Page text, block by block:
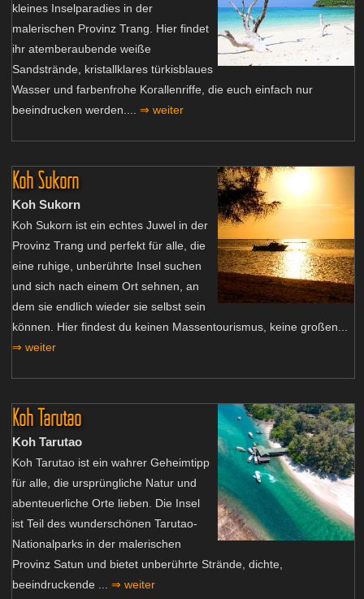
kleines Inselparadies in der
malerischen Provinz Trang. Hier findet
ihr atemberaubende weiße
Sandstrände, kristallklares türkisblaues
Wasser und farbenfrohe Korallenriffe, die euch einfach nur
beeindrucken werden.... ⇒ weiter
Koh Sukorn
Koh Sukorn
Koh Sukorn ist ein echtes Juwel in der
Provinz Trang und perfekt für alle, die
eine ruhige, unberührte Insel suchen
und sich nach einem Ort sehnen, an
dem sie endlich wieder sie selbst sein
können. Hier findest du keinen Massentourismus, keine großen...
⇒ weiter
Koh Tarutao
Koh Tarutao
Koh Tarutao ist ein wahrer Geheimtipp
für alle, die ursprüngliche Natur und
abenteuerliche Orte lieben. Die Insel
ist Teil des wunderschönen Tarutao-
Nationalparks in der malerischen
Provinz Satun und bietet unberührte Strände, dichte,
beeindruckende ... ⇒ weiter